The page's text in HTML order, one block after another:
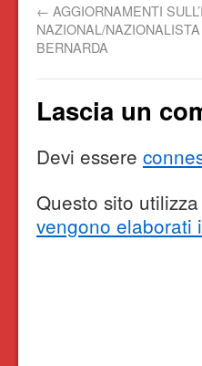
← AGGIORNAMENTI
NAZIONAL/
BERNARDA
Lascia un
Devi essere
Questo sito
vengono elaborati